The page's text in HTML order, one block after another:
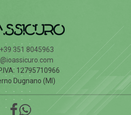
351 8045963
12795710966
Dugnano (MI)